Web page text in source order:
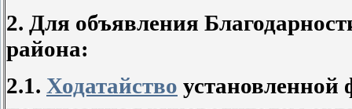
2. Для объявления
района:
2.1. Ходатайство